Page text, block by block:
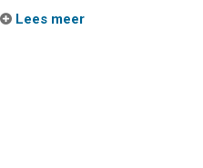
Lees meer